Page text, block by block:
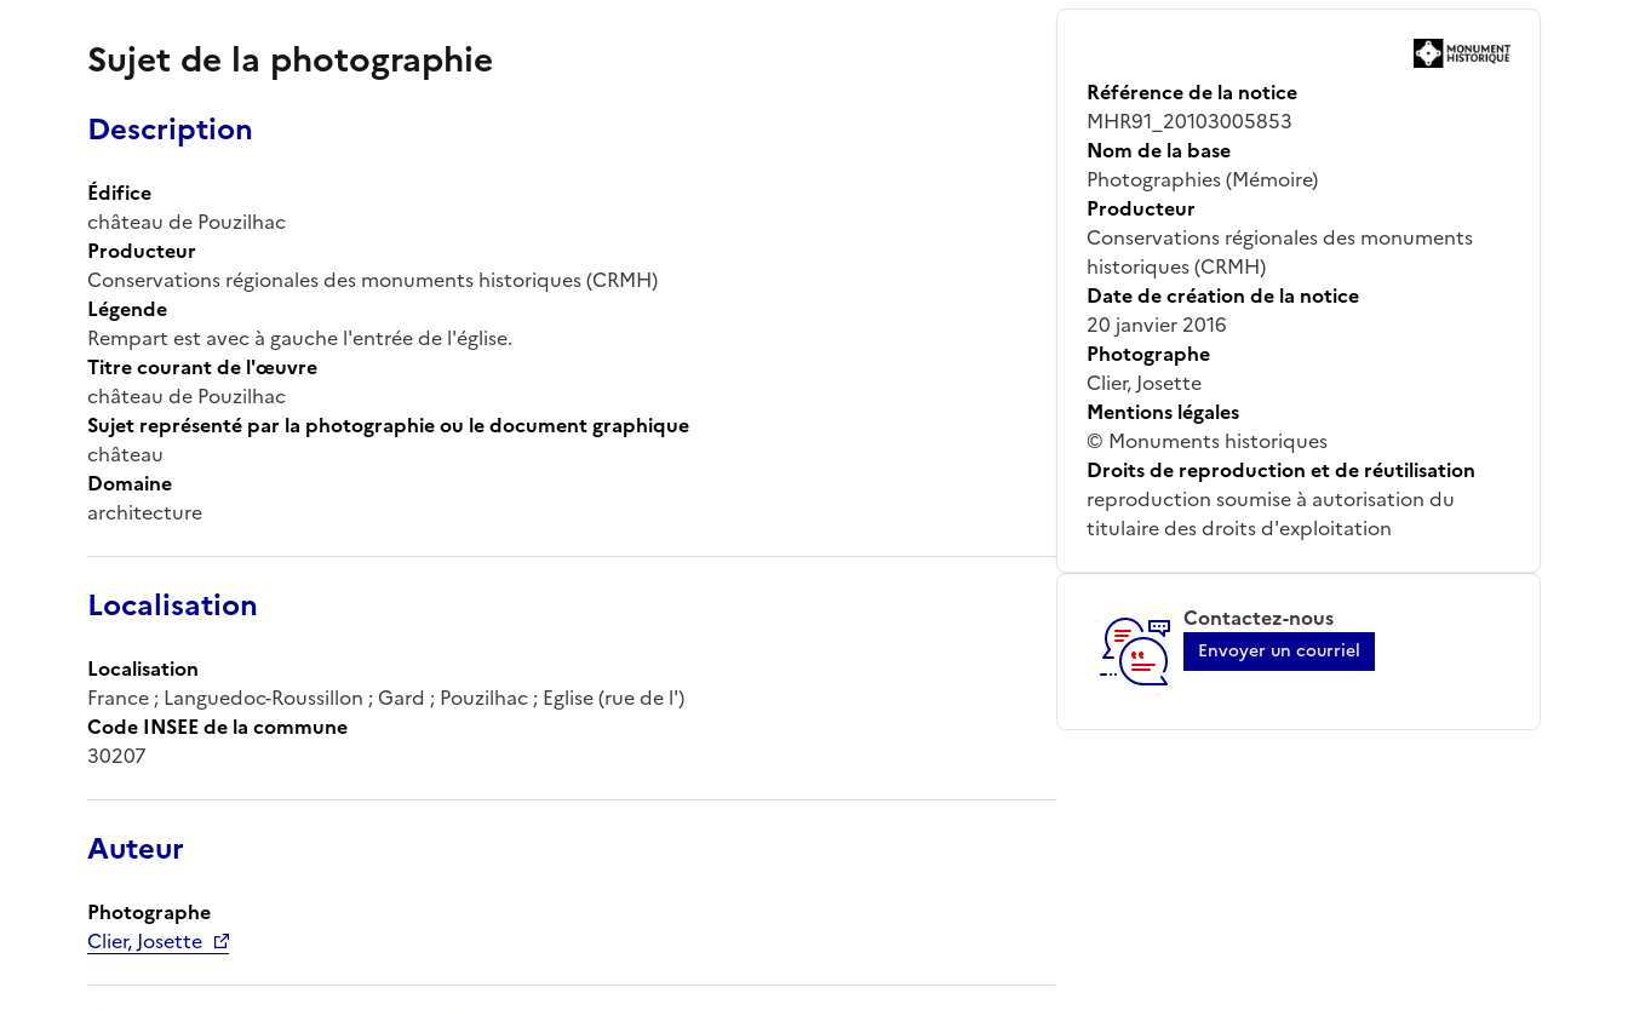
Sujet de la photographie
Description
Édifice
château de Pouzilhac
Producteur
Conservations régionales des monuments historiques (CRMH)
Légende
Rempart est avec à gauche l'entrée de l'église.
Titre courant de l'œuvre
château de Pouzilhac
Sujet représenté par la photographie ou le document graphique
château
Domaine
architecture
Localisation
Localisation
France ; Languedoc-Roussillon ; Gard ; Pouzilhac ; Eglise (rue de l')
Code INSEE de la commune
30207
Auteur
Photographe
Clier, Josette
Référence de la notice
MHR91_20103005853
Nom de la base
Photographies (Mémoire)
Producteur
Conservations régionales des monuments
historiques (CRMH)
Date de création de la notice
20 janvier 2016
Photographe
Clier, Josette
Mentions légales
© Monuments historiques
Droits de reproduction et de réutilisation
reproduction soumise à autorisation du
titulaire des droits d'exploitation
Contactez-nous
Envoyer un courriel